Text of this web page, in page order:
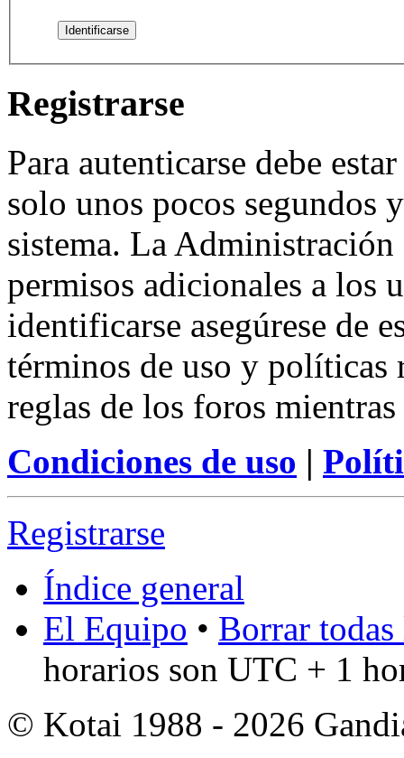
Registrarse
Para autenticarse debe
solo unos pocos segundos
sistema. La
permisos adicionales a los
identificarse asegúrese de
términos de uso y políticas
reglas de los foros
Condiciones de uso |
Registrarse
Índice general
El Equipo • Borrar
horarios son UTC + 1
© Kotai 1988 - 2026